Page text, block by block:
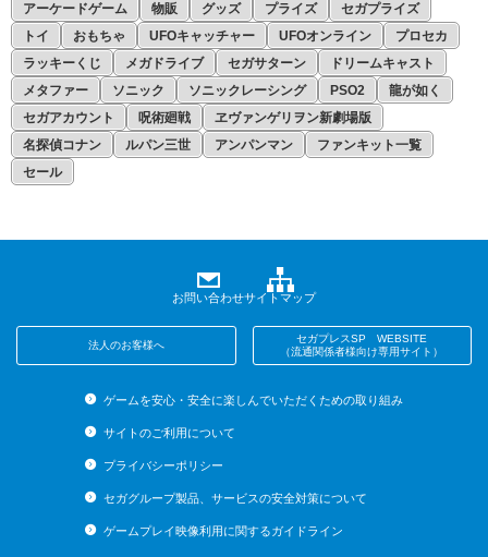
アーケードゲーム
物販 グッズ プライズ
セガプライズ
トイ
おもちゃ UFOキャッチャー UFOオンライン
プロセカ
ラッキーくじ
メガドライブ セガサターン
ドリームキャスト
メタファー
ソニック ソニックレーシング PSO2
龍が如く
セガアカウント
呪術廻戦
ヱヴァンゲリヲン新劇場版
名探偵コナン
ルパン三世 アンパンマン
ファンキット一覧
セール
お問い合わせサイトマップ
法人のお客様へ
セガプレスSP WEBSITE
（流通関係者様向け専用サイト）
ゲームを安心・安全に楽しんでいただくための取り組み
サイトのご利用について
プライバシーポリシー
セガグループ製品、サービスの安全対策について
ゲームプレイ映像利用に関するガイドライン